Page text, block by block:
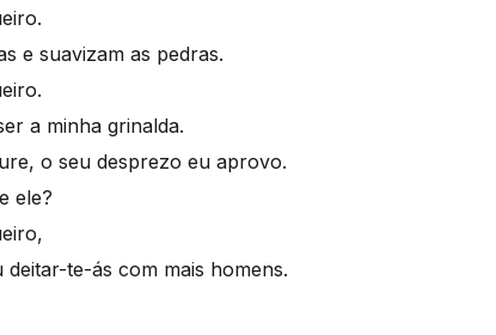
e suavizam as pedras.
a minha grinalda.
o seu desprezo eu aprovo.
ele?
te-ás com mais homens.